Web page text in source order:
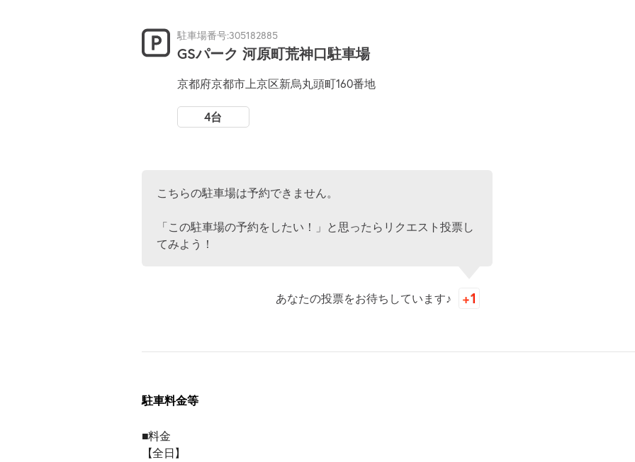
駐車場番号:305182885
GSパーク 河原町荒神口駐車場
京都府京都市上京区新烏丸頭町160番地
4台
こちらの駐車場は予約できません。
「この駐車場の予約をしたい！」と思ったらリクエスト投票し
てみよう！
あなたの投票をお待ちしています♪
駐車料金等
■料金
【全日】